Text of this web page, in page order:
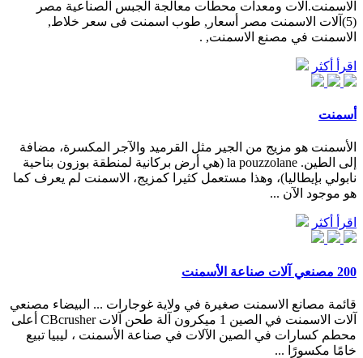
الاسمنت.آلات ومعدات محطات معالجة الجبس الصناعية مصر
(5)آلات الاسمنت مصر أسعار, طوب اسمنت فى سعر خلاط,
الاسمنت في مصنع الاسمنت, .
اقرأ أكثر
أسمنت
الأسمنت هو مزيج من الجير مثل القرميد والآجر المكسرة، مضافة
إلى الطين. la pouzzolane (هي أرض بركانية لمنطقة بوزون بناحية
نابولي بإيطاليا)، وهذا مستعمل كثيرا كمزيج، الاسمنت لم يعرف كما
هو موجود الآن ...
اقرأ أكثر
200 مصنعي آلات صناعة الأسمنت
قائمة مصانع الاسمنت صغيرة في ولاية غوجارات ... البيضاء مصنعي
آلات الاسمنت في الصين 1 ميكرون آلة طحن آلات CBcrusher أعلى
محطم كسارات في الصين الآلات في صناعة الأسمنت ، ليبيا تبيع
خامًا مكسورًا ...